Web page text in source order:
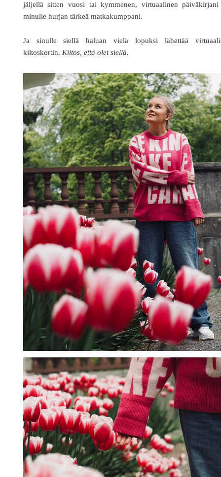
jäljellä sitten vuosi tai kymmenen, virtuaalinen
minulle hurjan tärkeä matkakumppani.
Ja sinulle siellä haluan vielä lopuksi lähettää
kiitoskortin. Kiitos, että olet siellä.